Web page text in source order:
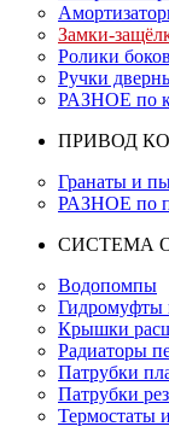
Замки-
Ролики
Ручки
РАЗНОЕ по
ПРИВОД
Гранаты и
РАЗНОЕ по
СИСТЕМА
Водопомпы
Гидромуфты
Крышки
Радиаторы
Патрубки
Патрубки
Термостаты